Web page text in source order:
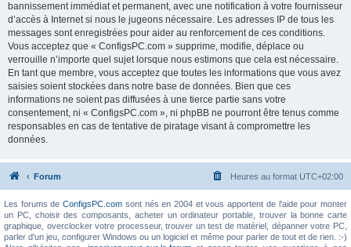
bannissement immédiat et permanent, avec une notification à votre fournisseur
d’accès à Internet si nous le jugeons nécessaire. Les adresses IP de tous les
messages sont enregistrées pour aider au renforcement de ces conditions.
Vous acceptez que « ConfigsPC.com » supprime, modifie, déplace ou
verrouille n’importe quel sujet lorsque nous estimons que cela est nécessaire.
En tant que membre, vous acceptez que toutes les informations que vous avez
saisies soient stockées dans notre base de données. Bien que ces
informations ne soient pas diffusées à une tierce partie sans votre
consentement, ni « ConfigsPC.com », ni phpBB ne pourront être tenus comme
responsables en cas de tentative de piratage visant à compromettre les
données.
Forum Heures au format UTC+02:00
Les forums deConfigsPC.com sont nés en 2004 et vous apportent de l'aide pour monter
un PC, choisir des composants, acheter un ordinateur portable, trouver la bonne carte
graphique, overclocker votre processeur, trouver un test de matériel, dépanner votre PC,
parler d'un jeu, configurer Windows ou un logiciel et même pour parler de tout et de rien. :-)